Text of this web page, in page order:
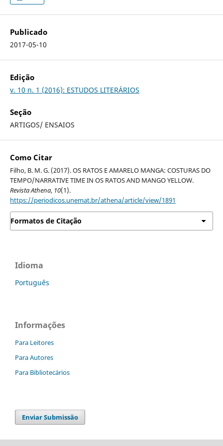
Publicado
2017-05-10
Edição
v. 10 n. 1 (2016): ESTUDOS LITERÁRIOS
Seção
ARTIGOS/ ENSAIOS
Como Citar
Filho, B. M. G. (2017). OS RATOS E AMARELO MANGA: COSTURAS DO
TEMPO/NARRATIVE TIME IN OS RATOS AND MANGO YELLOW.
Revista Athena, 10(1).
https://periodicos.unemat.br/athena/article/view/1891
Formatos de Citação
Idioma
Português
Informações
Para Leitores
Para Autores
Para Bibliotecários
Enviar Submissão